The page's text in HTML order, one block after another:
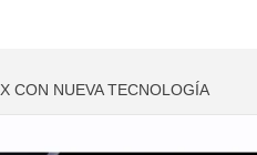
CON NUEVA TECNOLOGÍA